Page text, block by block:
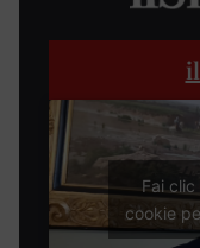
Fai
cookie